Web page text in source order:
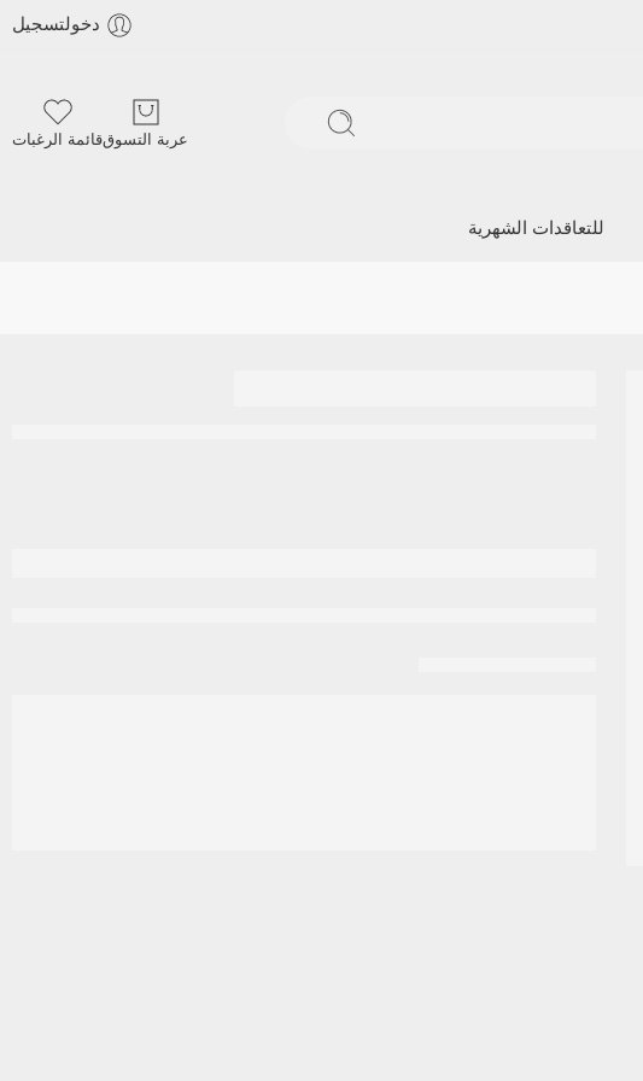
دخولتسجيل
عربة التسوققائمة الرغبات
للتعاقدات الشهرية